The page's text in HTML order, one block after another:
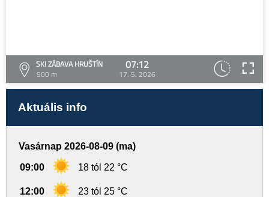
SKI ZÁBAVA HRUŠTÍN
900 m
07:12
17. 5. 2026
Aktuális info
Vasárnap 2026-08-09 (ma)
09:00 18 tól 22 °C
12:00 23 tól 25 °C